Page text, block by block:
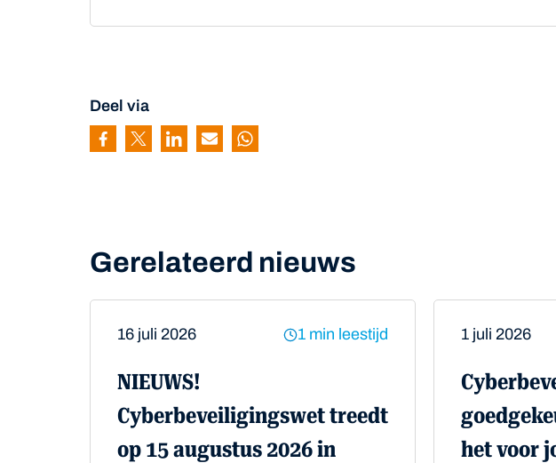
Deel via
Pagina delen via Facebook
Pagina delen via Twitter
Pagina delen via Linkedin
Pagina delen via Mail
Pagina delen via Whatsapp
Gerelateerd nieuws
16 juli 2026 1 min leestijd
NIEUWS!
Cyberbeveiligingswet treedt
op 15 augustus 2026 in
1 juli 2026
het voor